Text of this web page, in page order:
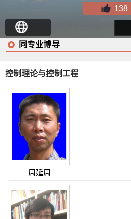
138
同专业博导
控制理论与控制工程
周延周